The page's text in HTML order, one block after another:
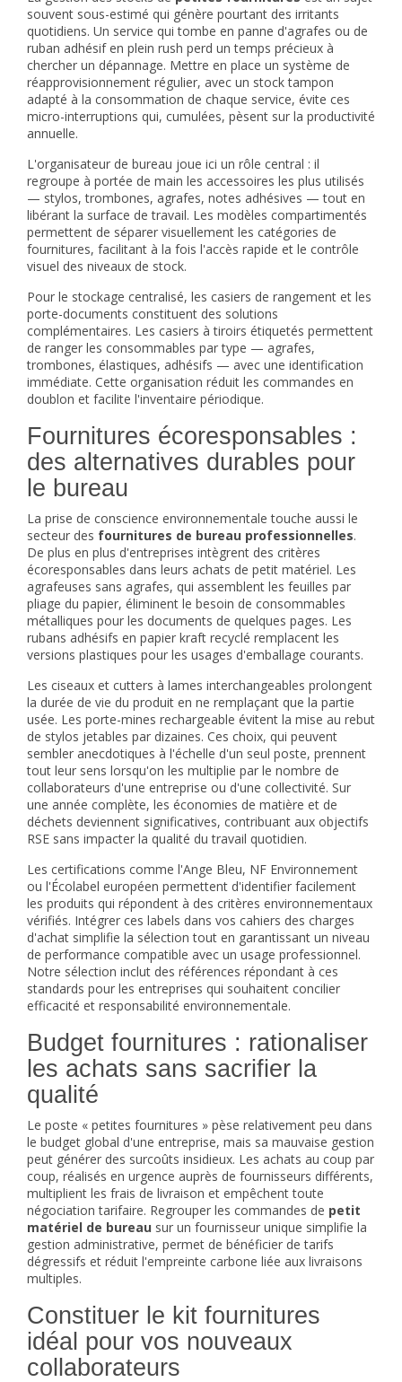
souvent sous-estimé qui génère pourtant des irritants
quotidiens. Un service qui tombe en panne d'agrafes ou de
ruban adhésif en plein rush perd un temps précieux à
chercher un dépannage. Mettre en place un système de
réapprovisionnement régulier, avec un stock tampon
adapté à la consommation de chaque service, évite ces
micro-interruptions qui, cumulées, pèsent sur la productivité
annuelle.
L'organisateur de bureau joue ici un rôle central : il
regroupe à portée de main les accessoires les plus utilisés
— stylos, trombones, agrafes, notes adhésives — tout en
libérant la surface de travail. Les modèles compartimentés
permettent de séparer visuellement les catégories de
fournitures, facilitant à la fois l'accès rapide et le contrôle
visuel des niveaux de stock.
Pour le stockage centralisé, les casiers de rangement et les
porte-documents constituent des solutions
complémentaires. Les casiers à tiroirs étiquetés permettent
de ranger les consommables par type — agrafes,
trombones, élastiques, adhésifs — avec une identification
immédiate. Cette organisation réduit les commandes en
doublon et facilite l'inventaire périodique.
Fournitures écoresponsables :
des alternatives durables pour
le bureau
La prise de conscience environnementale touche aussi le
secteur des fournitures de bureau professionnelles.
De plus en plus d'entreprises intègrent des critères
écoresponsables dans leurs achats de petit matériel. Les
agrafeuses sans agrafes, qui assemblent les feuilles par
pliage du papier, éliminent le besoin de consommables
métalliques pour les documents de quelques pages. Les
rubans adhésifs en papier kraft recyclé remplacent les
versions plastiques pour les usages d'emballage courants.
Les ciseaux et cutters à lames interchangeables prolongent
la durée de vie du produit en ne remplaçant que la partie
usée. Les porte-mines rechargeable évitent la mise au rebut
de stylos jetables par dizaines. Ces choix, qui peuvent
sembler anecdotiques à l'échelle d'un seul poste, prennent
tout leur sens lorsqu'on les multiplie par le nombre de
collaborateurs d'une entreprise ou d'une collectivité. Sur
une année complète, les économies de matière et de
déchets deviennent significatives, contribuant aux objectifs
RSE sans impacter la qualité du travail quotidien.
Les certifications comme l'Ange Bleu, NF Environnement
ou l'Écolabel européen permettent d'identifier facilement
les produits qui répondent à des critères environnementaux
vérifiés. Intégrer ces labels dans vos cahiers des charges
d'achat simplifie la sélection tout en garantissant un niveau
de performance compatible avec un usage professionnel.
Notre sélection inclut des références répondant à ces
standards pour les entreprises qui souhaitent concilier
efficacité et responsabilité environnementale.
Budget fournitures : rationaliser
les achats sans sacrifier la
qualité
Le poste « petites fournitures » pèse relativement peu dans
le budget global d'une entreprise, mais sa mauvaise gestion
peut générer des surcoûts insidieux. Les achats au coup par
coup, réalisés en urgence auprès de fournisseurs différents,
multiplient les frais de livraison et empêchent toute
négociation tarifaire. Regrouper les commandes de petit
matériel de bureau sur un fournisseur unique simplifie la
gestion administrative, permet de bénéficier de tarifs
dégressifs et réduit l'empreinte carbone liée aux livraisons
multiples.
Constituer le kit fournitures
idéal pour vos nouveaux
collaborateurs